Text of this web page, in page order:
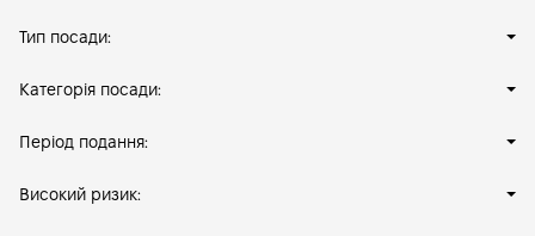
Тип посади:
Категорія посади:
Період подання:
Високий ризик: